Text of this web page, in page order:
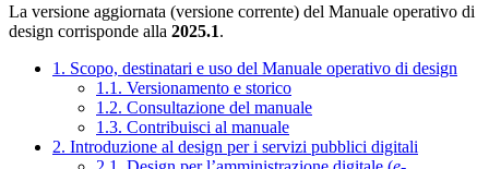
La versione aggiornata (versione corrente) del Manuale operativo di
design corrisponde alla 2025.1.
1. Scopo, destinatari e uso del Manuale operativo di design
1.1. Versionamento e storico
1.2. Consultazione del manuale
1.3. Contribuisci al manuale
2. Introduzione al design per i servizi pubblici digitali